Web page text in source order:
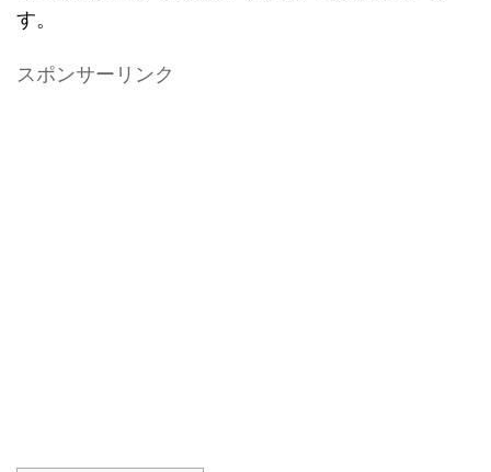
す。
スポンサーリンク